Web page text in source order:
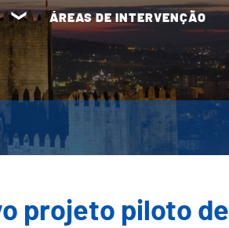
ÁREAS DE INTERVENÇÃO
projeto piloto de